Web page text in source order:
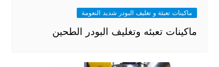
ماكينات تعبئة و تغليف البودر شديد النعومة
ماكينات تعبئه وتغليف البودر الطحين